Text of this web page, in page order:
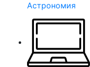
Астрономия